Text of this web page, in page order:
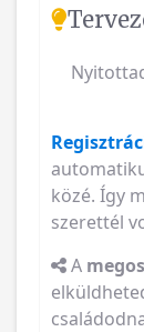
közé. Így
szerettél
A